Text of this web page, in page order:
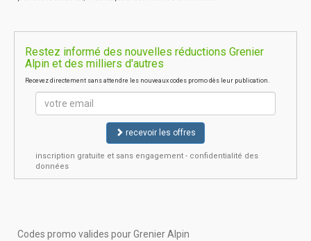
Restez informé des nouvelles réductions Grenier
Alpin et des milliers d'autres
Recevez directement sans attendre les nouveaux codes promo dès leur publication.
recevoir les offres
inscription gratuite et sans engagement - confidentialité des
données
Codes promo valides pour Grenier Alpin